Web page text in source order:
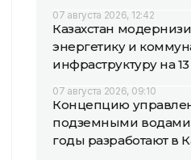
07 августа 2026, 12:42
Казахстан
энергетику и
инфраструктуру на 13
07 августа 2026, 09:10
Концепцию
подземными водами
годы разработают в